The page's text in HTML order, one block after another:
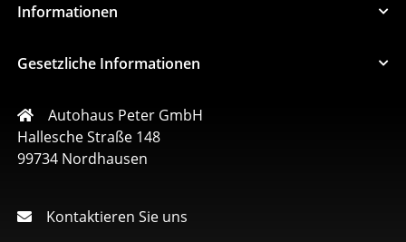
Informationen
Gesetzliche Informationen
Autohaus Peter GmbH
Hallesche Straße 148
99734 Nordhausen
Kontaktieren Sie uns